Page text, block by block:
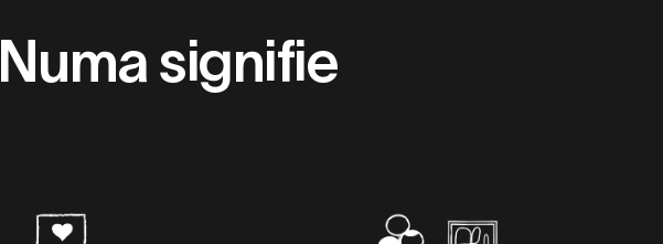
Numa signifie